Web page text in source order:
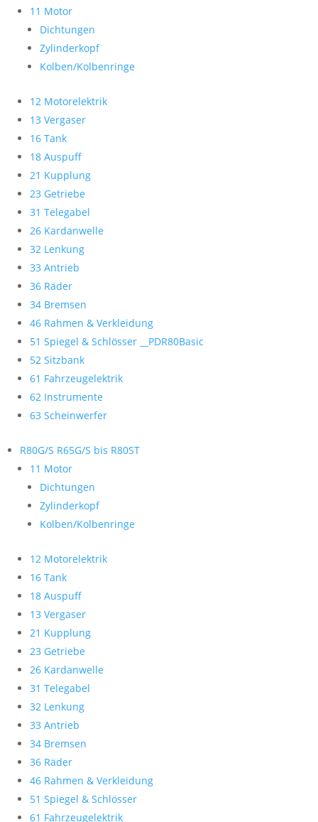
11 Motor
Dichtungen
Zylinderkopf
Kolben/Kolbenringe
12 Motorelektrik
13 Vergaser
16 Tank
18 Auspuff
21 Kupplung
23 Getriebe
31 Telegabel
26 Kardanwelle
32 Lenkung
33 Antrieb
36 Räder
34 Bremsen
46 Rahmen & Verkleidung
51 Spiegel & Schlösser __PDR80Basic
52 Sitzbank
61 Fahrzeugelektrik
62 Instrumente
63 Scheinwerfer
R80G/S R65G/S bis R80ST
11 Motor
Dichtungen
Zylinderkopf
Kolben/Kolbenringe
12 Motorelektrik
16 Tank
18 Auspuff
13 Vergaser
21 Kupplung
23 Getriebe
26 Kardanwelle
31 Telegabel
32 Lenkung
33 Antrieb
34 Bremsen
36 Räder
46 Rahmen & Verkleidung
51 Spiegel & Schlösser
61 Fahrzeugelektrik